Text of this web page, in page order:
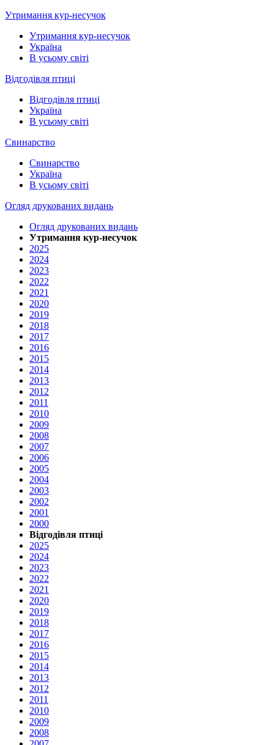
Утримання кур-несучок
Утримання кур-несучок
Україна
В усьому світі
Відгодівля птиці
Відгодівля птиці
Україна
В усьому світі
Свинарство
Свинарство
Україна
В усьому світі
Огляд друкованих видань
Огляд друкованих видань
Утримання кур-несучок
2025
2024
2023
2022
2021
2020
2019
2018
2017
2016
2015
2014
2013
2012
2011
2010
2009
2008
2007
2006
2005
2004
2003
2002
2001
2000
Відгодівля птиці
2025
2024
2023
2022
2021
2020
2019
2018
2017
2016
2015
2014
2013
2012
2011
2010
2009
2008